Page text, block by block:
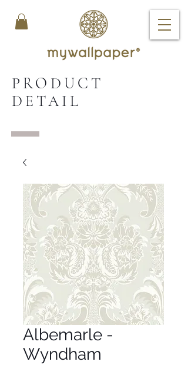
PRODUCT
DETAIL
Albemarle -
Wyndham